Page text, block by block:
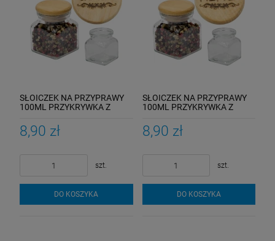
SŁOICZEK NA PRZYPRAWY
100ML PRZYKRYWKA Z
8,90 zł
szt.
DO KOSZYKA
SŁOICZEK NA PRZYPRAWY
100ML PRZYKRYWKA Z
8,90 zł
szt.
DO KOSZYKA